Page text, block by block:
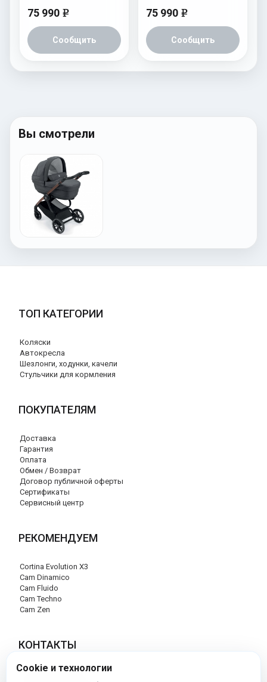
75 990 e
Сообщить
75 990 e
Сообщить
Вы смотрели
ТОП КАТЕГОРИИ
Коляски
Автокресла
Шезлонги, ходунки, качели
Стульчики для кормления
ПОКУПАТЕЛЯМ
Доставка
Гарантия
Оплата
Обмен / Возврат
Договор публичной оферты
Сертификаты
Сервисный центр
РЕКОМЕНДУЕМ
Cortina Evolution X3
Cam Dinamico
Cam Fluido
Cam Techno
Cam Zen
КОНТАКТЫ
+7 (495) 120-29-85
Cookie и технологии